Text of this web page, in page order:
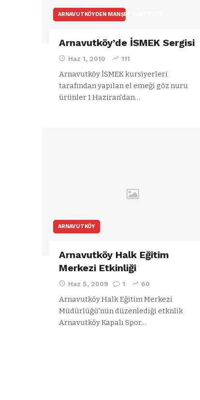
ARNAVUTKÖYDEN MANŞET HABERLER
Arnavutköy’de İSMEK Sergisi
Haz 1, 2010 111
Arnavutköy İSMEK kursiyerleri
tarafından yapılan el emeği göz nuru
ürünler 1 Haziran'dan…
ARNAVUTKÖY
Arnavutköy Halk Eğitim
Merkezi Etkinliği
Haz 5, 2009 1 60
Arnavutköy Halk Eğitim Merkezi
Müdürlüğü'nün düzenlediği etknlik
Arnavutköy Kapalı Spor…